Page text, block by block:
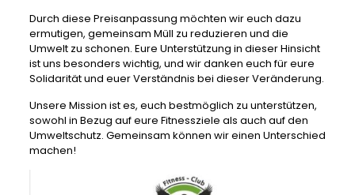
Durch diese Preisanpassung möchten wir euch dazu
ermutigen, gemeinsam Müll zu reduzieren und die
Umwelt zu schonen. Eure Unterstützung in dieser Hinsicht
ist uns besonders wichtig, und wir danken euch für eure
Solidarität und euer Verständnis bei dieser Veränderung.
Unsere Mission ist es, euch bestmöglich zu unterstützen,
sowohl in Bezug auf eure Fitnessziele als auch auf den
Umweltschutz. Gemeinsam können wir einen Unterschied
machen!